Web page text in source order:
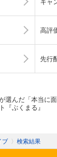
高評
先行
選んだ「本当に
『ぶくまる』
ブ 〉 検索結果